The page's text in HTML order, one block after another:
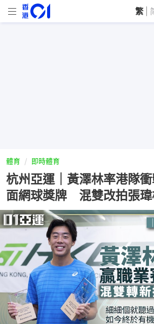
繁
體育 即時體育
杭州亞運｜黃澤林率港隊
面網球獎牌 混雙改拍張